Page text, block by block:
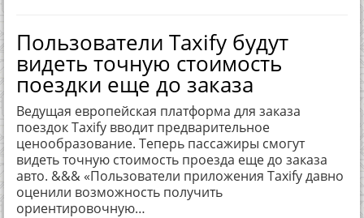
Пользователи Taxify будут
видеть точную стоимость
поездки еще до заказа
Ведущая европейская платформа для заказа
поездок Taxify вводит предварительное
ценообразование. Теперь пассажиры смогут
видеть точную стоимость проезда еще до заказа
авто. &&& «Пользователи приложения Taxify давно
оценили возможность получить
ориентировочную…